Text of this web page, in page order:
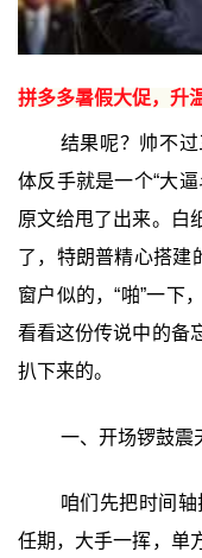
拼多多暑假大促，升
结果呢？帅不
体反手就是一个“大
原文给甩了出来。白
了，特朗普精心搭建
窗户似的，“啪”一下
看看这份传说中的备
扒下来的。
一、开场锣鼓震
咱们先把时间
任期，大手一挥，单